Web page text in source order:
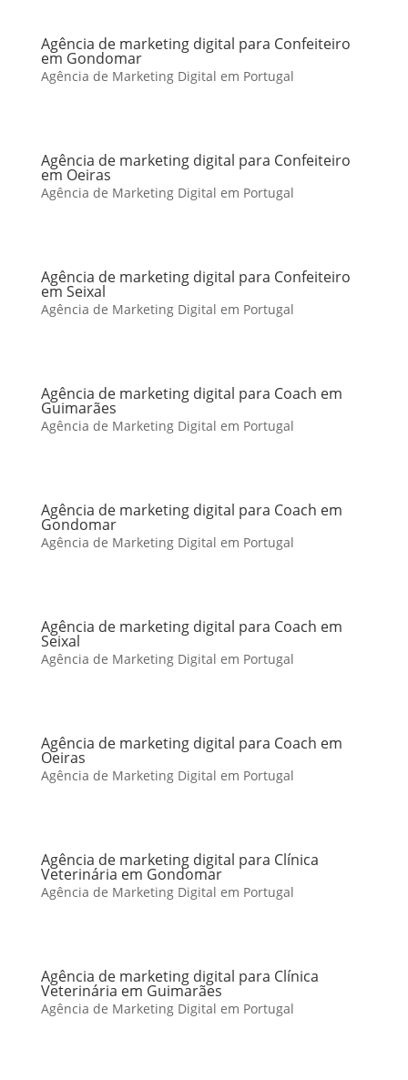
Agência de marketing digital para Confeiteiro
em Gondomar
Agência de Marketing Digital em Portugal
Agência de marketing digital para Confeiteiro
em Oeiras
Agência de Marketing Digital em Portugal
Agência de marketing digital para Confeiteiro
em Seixal
Agência de Marketing Digital em Portugal
Agência de marketing digital para Coach em
Guimarães
Agência de Marketing Digital em Portugal
Agência de marketing digital para Coach em
Gondomar
Agência de Marketing Digital em Portugal
Agência de marketing digital para Coach em
Seixal
Agência de Marketing Digital em Portugal
Agência de marketing digital para Coach em
Oeiras
Agência de Marketing Digital em Portugal
Agência de marketing digital para Clínica
Veterinária em Gondomar
Agência de Marketing Digital em Portugal
Agência de marketing digital para Clínica
Veterinária em Guimarães
Agência de Marketing Digital em Portugal